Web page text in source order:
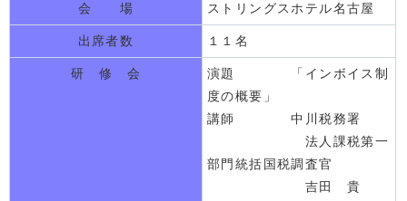
会 場 ストリングスホテル名古屋
出席者数 １１名
研 修 会
演題 「インボイス制
度の概要」
講師 中川税務署
法人課税第一
部門統括国税調査官
吉田 貴